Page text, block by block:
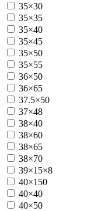
35×30
35×35
35×40
35×45
35×50
35×55
36×50
36×65
37.5×50
37×48
38×40
38×60
38×65
38×70
39×15×8
40×150
40×40
40×50